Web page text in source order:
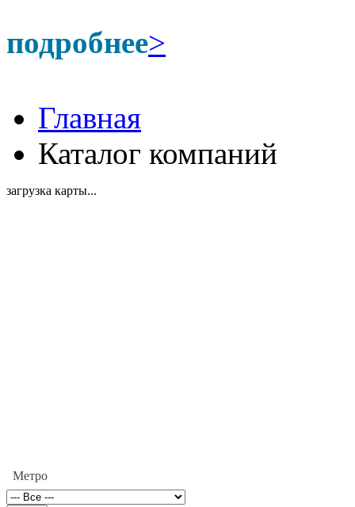
подробнее>
Главная
Каталог компаний
загрузка карты...
Метро